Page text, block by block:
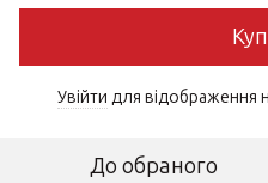
Увійти для відображення
До обраного